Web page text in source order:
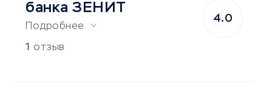
банка ЗЕНИТ
Подробнее
1 отзыв
4.0